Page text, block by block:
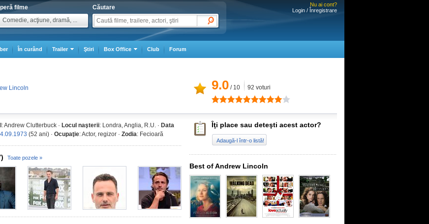
filme
Comedie, acţiune, dramă, ...
Căutare
Nu ai cont?
Login / Înregistrare
În curând Trailer Ştiri Box Office Club Forum
Lincoln 9.0 / 10 92 voturi
: Andrew Clutterbuck · Locul naşterii: Londra, Anglia, R.U. · Data
(52 ani) · Ocupaţie: Actor, regizor · Zodia: Fecioară
Toate pozele »
Îţi place sau deteşti acest actor?
Adaugă-l într-o listă!
Best of Andrew Lincoln